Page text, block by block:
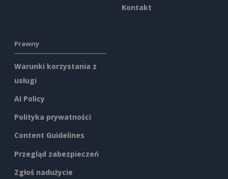
Kontakt
Prawny
Warunki korzystania z
usługi
AI Policy
Polityka prywatności
Content Guidelines
Przegląd zabezpieczeń
Zgłoś nadużycie